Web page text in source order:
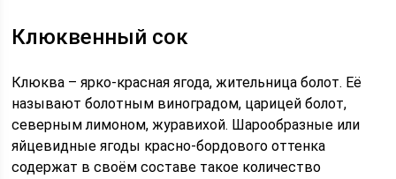
Клюквенный сок
Клюква – ярко-красная ягода, жительница болот. Её
называют болотным виноградом, царицей болот,
северным лимоном, журавихой. Шарообразные или
яйцевидные ягоды красно-бордового оттенка
содержат в своём составе такое количество